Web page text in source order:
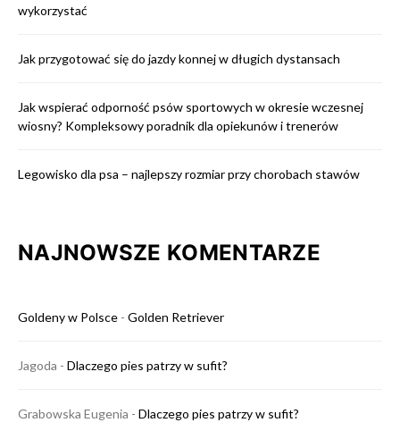
wykorzystać
Jak przygotować się do jazdy konnej w długich dystansach
Jak wspierać odporność psów sportowych w okresie wczesnej
wiosny? Kompleksowy poradnik dla opiekunów i trenerów
Legowisko dla psa – najlepszy rozmiar przy chorobach stawów
NAJNOWSZE KOMENTARZE
Goldeny w Polsce - Golden Retriever
Jagoda - Dlaczego pies patrzy w sufit?
Grabowska Eugenia - Dlaczego pies patrzy w sufit?